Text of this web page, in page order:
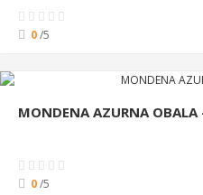
0/5
MONDENA AZURNA OBALA
0/5